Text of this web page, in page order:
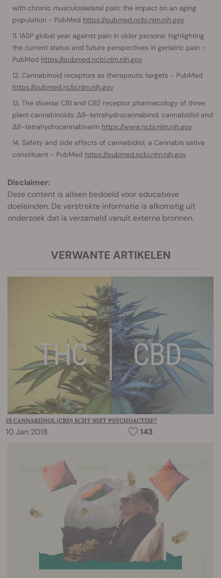
with chronic musculoskelatal pain: the impact on an aging
population - PubMed https://pubmed.ncbi.nlm.nih.gov
IASP global year against pain in older persons: highlighting
the current status and future perspectives in geriatric pain -
PubMed https://pubmed.ncbi.nlm.nih.gov
Cannabinoid receptors as therapeutic targets - PubMed
https://pubmed.ncbi.nlm.nih.gov
The diverse CB1 and CB2 receptor pharmacology of three
plant cannabinoids: Δ9-tetrahydrocannabinol, cannabidiol and
Δ9-tetrahydrocannabivarin https://www.ncbi.nlm.nih.gov
Safety and side effects of cannabidiol, a Cannabis sativa
constituent - PubMed https://pubmed.ncbi.nlm.nih.gov
Disclaimer:
Deze content is alleen bedoeld voor educatieve
doeleinden. De verstrekte informatie is afkomstig uit
onderzoek dat is verzameld vanuit externe bronnen.
VERWANTE ARTIKELEN
IS CANNABIDIOL (CBD) ECHT NIET PSYCHOACTIEF?
10 Jan 2018 143